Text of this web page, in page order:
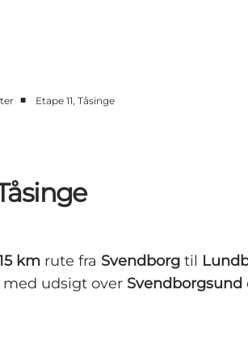
■ Etape 11, Tåsinge
km rute fra Svendborg til
udsigt over Svendborgsund